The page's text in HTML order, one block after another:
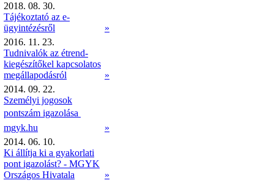
2018. 08. 30.
Tájékoztató az e-
ügyintézésről
»
2016. 11. 23.
Tudnivalók az étrend-
kiegészítőkel kapcsolatos
megállapodásról
»
2014. 09. 22.
Személyi jogosok
pontszám igazolása 
mgyk.hu
»
2014. 06. 10.
Ki állítja ki a gyakorlati
pont igazolást? - MGYK
Országos Hivatala
»